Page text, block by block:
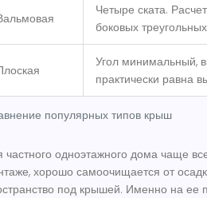
популярных типов крыш
Четыре ската.
боковых
Угол минимальный,
практически равна
частного одноэтажного дома чаще
хорошо самоочищается от
под крышей. Именно на